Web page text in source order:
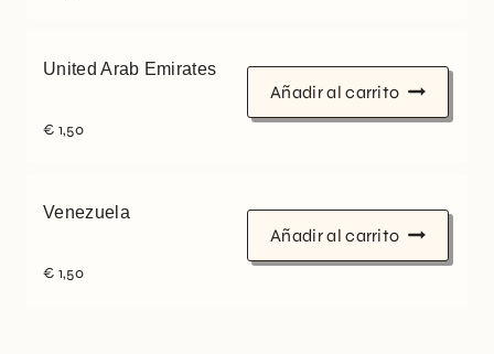
United Arab Emirates
€ 1,50
Añadir al carrito
Venezuela
€ 1,50
Añadir al carrito